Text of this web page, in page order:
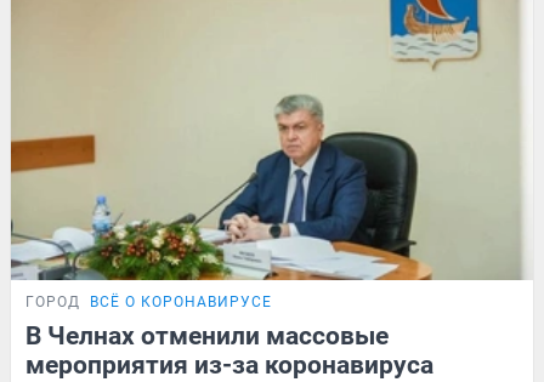
ГОРОД ВСЁ О КОРОНАВИРУСЕ
В Челнах отменили массовые
мероприятия из-за коронавируса